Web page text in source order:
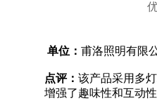
单位： 甫洛照明有限
点评： 该产品采用多
增强了趣味性和互动